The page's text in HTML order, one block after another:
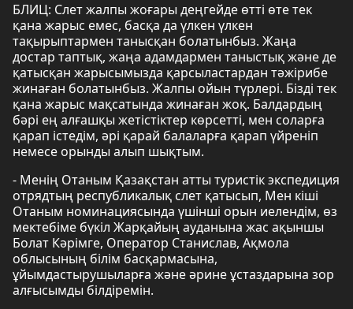
БЛИЦ: Слет жалпы жоғары деңгейде өтті өте тек
қана жарыс емес, басқа да үлкен үлкен
тақырыптармен танысқан болатынбыз. Жаңа
достар таптық, жаңа адамдармен таныстық және де
қатысқан жарысымызда қарсыластардан тәжірибе
жинаған болатынбыз. Жалпы ойын түрлері. Бізді тек
қана жарыс мақсатында жинаған жоқ. Балдардың
бәрі ең алғашқы жетістіктер көрсетті, мен соларға
қарап істедім, әрі қарай балаларға қарап үйреніп
немесе орынды алып шықтым.
- Менің Отаным Қазақстан атты туристік экспедиция
отрядтың республикалық слет қатысып, Мен кіші
Отаным номинациясында үшінші орын иелендім, өз
мектебіме бүкіл Жарқайың ауданына жас ақыншы
Болат Кәрімге, Оператор Станислав, Ақмола
облысының білім басқармасына,
ұйымдастырушыларға және әрине ұстаздарына зор
алғысымды білдіремін.